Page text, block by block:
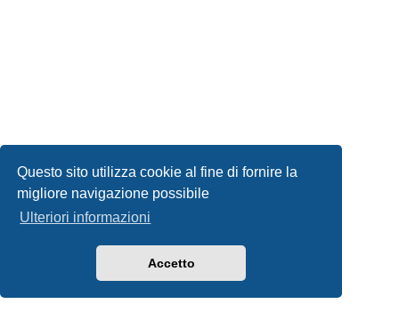
Questo sito utilizza cookie al fine di fornire la
migliore navigazione possibile
Ulteriori informazioni
Accetto